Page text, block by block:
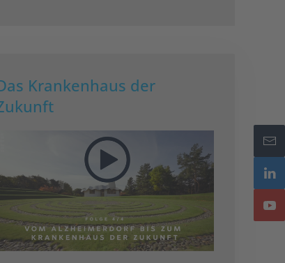
Krankenhaus der